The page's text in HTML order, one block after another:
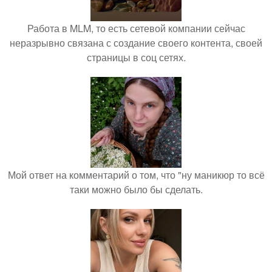
Работа в MLM, то есть сетевой компании сейчас
неразрывно связана с создание своего контента, своей
страницы в соц сетях.
Мой ответ на комментарий о том, что "ну маникюр то всё
таки можно было бы сделать.